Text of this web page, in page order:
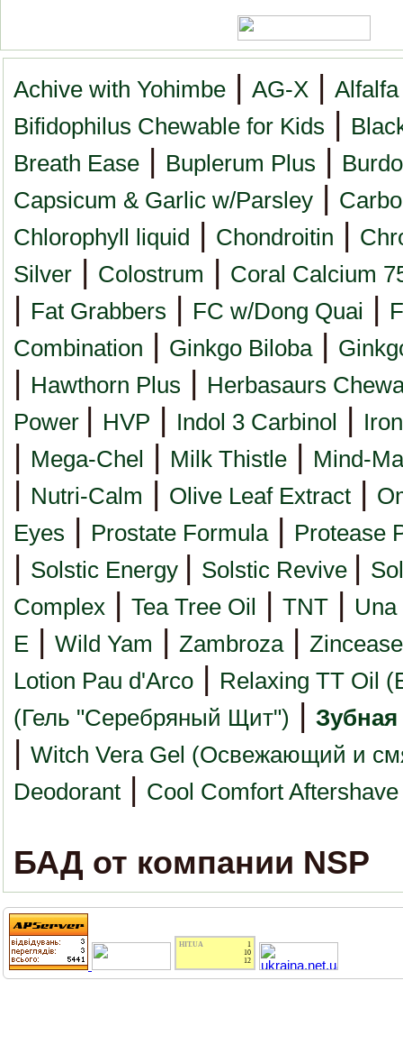
Achive with Yohimbe AG-X Alfalfa
Bifidophilus Chewable for Kids
Breath Ease
Buplerum Plus
Capsicum & Garlic w/Parsley
Chlorophyll liquid
Chondroitin
Silver
Colostrum Coral Calcium
Fat Grabbers FC w/Dong Quai
Combination
Ginkgo Biloba|
Hawthorn Plus
Herbasaurs
Power
HVP Indol 3 Carbinol
Mega-Chel Milk Thistle Mind-
Nutri-Calm Olive Leaf Extract
Eyes
Prostate Formula| Protease
Solstic Energy Solstic Revive
Complex
Tea Tree Oil TNT
E
Wild Yam Zambroza|
Zincease
Lotion Pau d'Arco
Relaxing TT Oil
(Гель "Серебряный Щит")
Зубная
Witch Vera Gel (Освежающий и
Deodorant
Cool Comfort
БАД от компании NSP
HIT.UA
1
10
12